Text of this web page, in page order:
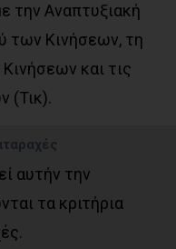
την Αναπτυξιακή
των Κινήσεων, τη
και τις
(Τικ).
αυτήν την
τα κριτήρια